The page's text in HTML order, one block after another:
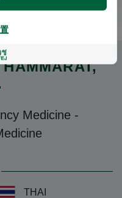
,
Medicine -
THAI